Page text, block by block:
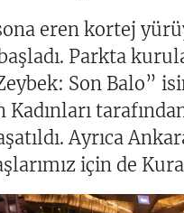
eren kortej
Parkta
Son Balo”
Kadınları
Ayrıca
için de